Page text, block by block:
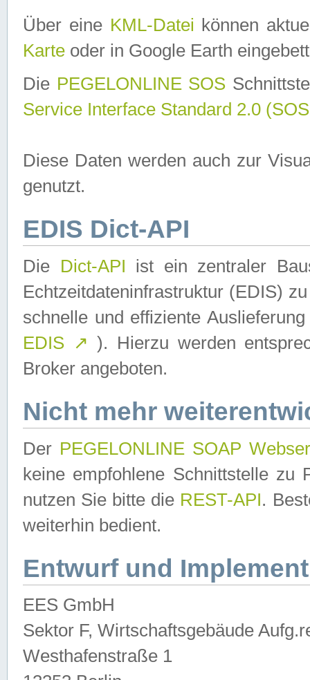
Über eine KML-Datei können
Karte oder in Google Earth
Die PEGELONLINE SOS
Service Interface Standard 2.0
Diese Daten werden auch zur
genutzt.
EDIS Dict-API
Die Dict-API ist ein zentraler
Echtzeitdateninfrastruktur (EDIS)
schnelle und effiziente
EDIS ↗ ). Hierzu werden
Broker angeboten.
Nicht mehr
Der PEGELONLINE SOAP
keine empfohlene Schnittstelle zu
nutzen Sie bitte die REST-API.
weiterhin bedient.
Entwurf und
EES GmbH
Sektor F, Wirtschaftsgebäude
Westhafenstraße 1